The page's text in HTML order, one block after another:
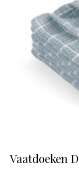
Vaatdoeken